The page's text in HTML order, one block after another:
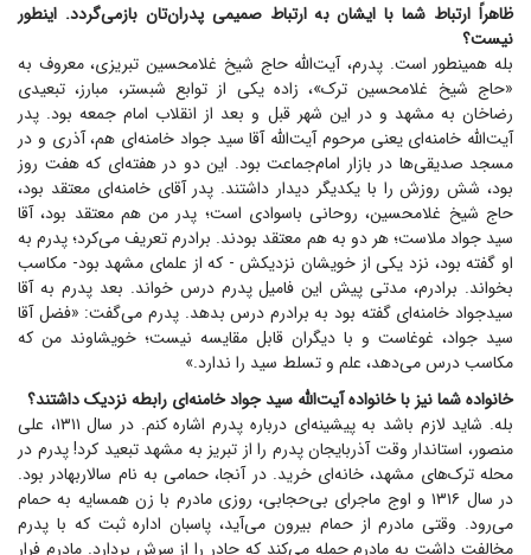
ظاهراً ارتباط شما با ایشان به ارتباط صمیمی پدران‌تان بازمی‌گردد. اینطور
نیست؟
بله همینطور است. پدرم، آیت‌الله حاج شیخ غلامحسین تبریزی، معروف به
«حاج شیخ غلامحسین ترک»، زاده یکی از توابع شبستر، مبارز، تبعیدی
رضاخان به مشهد و در این شهر قبل و بعد از انقلاب امام جمعه بود. پدر
آیت‌الله خامنه‌ای یعنی مرحوم آیت‌الله آقا سید جواد خامنه‌ای هم، آذری و در
مسجد صدیقی‌ها در بازار امام‌جماعت بود. این دو در هفته‌ای که هفت روز
بود، شش روزش را با یکدیگر دیدار داشتند. پدر آقای خامنه‌ای معتقد بود،
حاج شیخ غلامحسین، روحانی باسوادی است؛ پدر من هم معتقد بود، آقا
سید جواد ملاست؛ هر دو به هم معتقد بودند. برادرم تعریف می‌کرد؛ پدرم به
او گفته بود، نزد یکی از خویشان نزدیکش - که از علمای مشهد بود- مکاسب
بخواند. برادرم، مدتی پیش این فامیل پدرم درس خواند. بعد پدرم به آقا
سیدجواد خامنه‌ای گفته بود به برادرم درس بدهد. پدرم می‌گفت: «فضل آقا
سید جواد، غوغاست و با دیگران قابل مقایسه نیست؛ خویشاوند من که
مکاسب درس می‌دهد، علم و تسلط سید را ندارد.»
خانواده شما نیز با خانواده آیت‌الله سید جواد خامنه‌ای رابطه نزدیک داشتند؟
بله. شاید لازم باشد به پیشینه‌ای درباره پدرم اشاره کنم. در سال ۱۳۱۱، علی
منصور، استاندار وقت آذربایجان پدرم را از تبریز به مشهد تبعید کرد! پدرم در
محله ترک‌های مشهد، خانه‌ای خرید. در آنجا، حمامی به نام سالاربهادر بود.
در سال ۱۳۱۶ و اوج ماجرای بی‌حجابی، روزی مادرم با زن همسایه به حمام
می‌رود. وقتی مادرم از حمام بیرون می‌آید، پاسبان اداره ثبت که با پدرم
مخالفت داشت به مادرم حمله می‌کند که چادر را از سرش بردارد. مادرم فرار